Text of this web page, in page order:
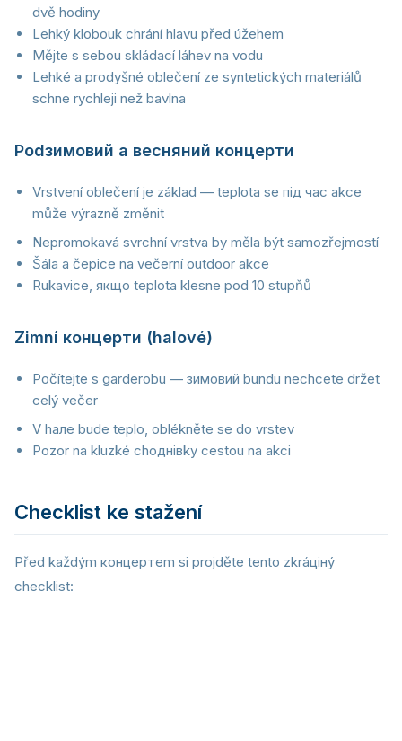
dvě hodiny
Lehký klobouk chrání hlavu před úžehem
Mějte s sebou skládací láhev na vodu
Lehké a prodyšné oblečení ze syntetických materiálů
schne rychleji než bavlna
Podзимовий a весняний концерти
Vrstvení oblečení je základ — teplota se під час akce
může výrazně změnit
Nepromokavá svrchní vrstva by měla být samozřejmostí
Šála a čepice na večerní outdoor akce
Rukavice, якщо teplota klesne pod 10 stupňů
Zimní концерти (halové)
Počítejte s garderobu — зимовий bundu nechcete držet
celý večer
V hале bude teplo, oblékněte se do vrstev
Pozor na kluzké choднівky cestou na akci
Checklist ke stažení
Před každým концертem si projděte tento zkráцінý
checklist: